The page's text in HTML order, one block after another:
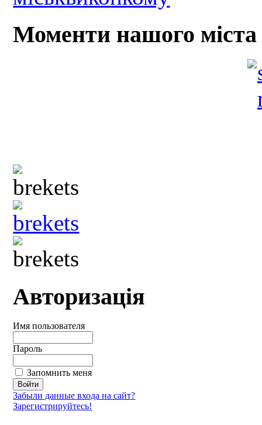
Моменти нашого міста
Авторизація
Имя пользователя
Пароль
Запомнить меня
Забыли данные входа на сайт?
Зарегистрируйтесь!